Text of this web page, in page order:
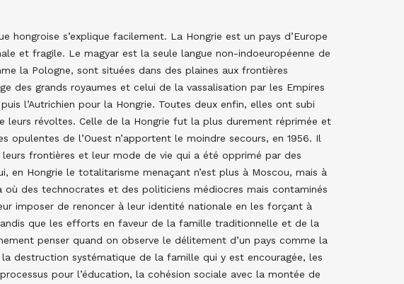
hongroise s’explique facilement. La Hongrie est un pays d’Europe
et fragile. Le magyar est la seule langue non-indoeuropéenne de
la Pologne, sont situées dans des plaines aux frontières
des grands royaumes et celui de la vassalisation par les Empires
l’Autrichien pour la Hongrie. Toutes deux enfin, elles ont subi
leurs révoltes. Celle de la Hongrie fut la plus durement réprimée et
opulentes de l’Ouest n’apportent le moindre secours, en 1956. Il
frontières et leur mode de vie qui a été opprimé par des
en Hongrie le totalitarisme menaçant n’est plus à Moscou, mais à
où des technocrates et des politiciens médiocres mais contaminés
imposer de renoncer à leur identité nationale en les forçant à
que les efforts en faveur de la famille traditionnelle et de la
penser quand on observe le délitement d’un pays comme la
la destruction systématique de la famille qui y est encouragée, les
pour l’éducation, la cohésion sociale avec la montée de